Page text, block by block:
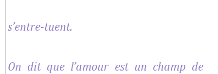
s’entre-tuent.
On dit que l’amour est un champ de